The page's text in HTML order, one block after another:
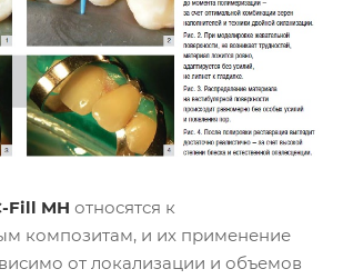
Fill MH относятся к
композитам, и их применение
от локализации и объемов